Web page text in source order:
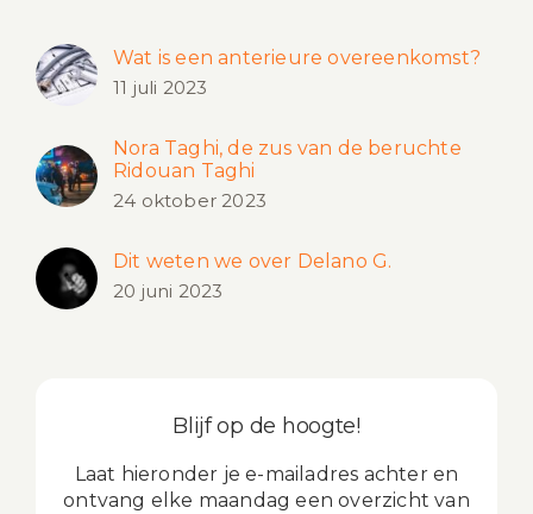
Wat is een anterieure overeenkomst?
11 juli 2023
Nora Taghi, de zus van de beruchte
Ridouan Taghi
24 oktober 2023
Dit weten we over Delano G.
20 juni 2023
Blijf op de hoogte!
Laat hieronder je e-mailadres achter en
ontvang elke maandag een overzicht van